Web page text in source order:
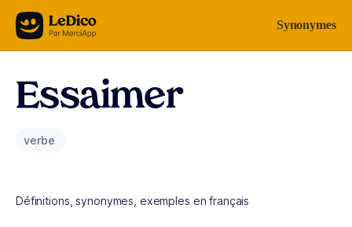
Aller au contenu Synonymes
Essaimer
verbe
Définitions, synonymes, exemples en français